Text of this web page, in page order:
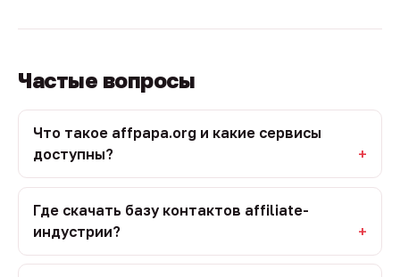
Частые вопросы
Что такое affpapa.org и какие сервисы
доступны?
Где скачать базу контактов affiliate-
индустрии?